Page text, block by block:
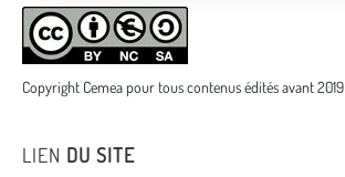
Copyright Cemea pour tous contenus édités avant 2019
LIEN DU SITE